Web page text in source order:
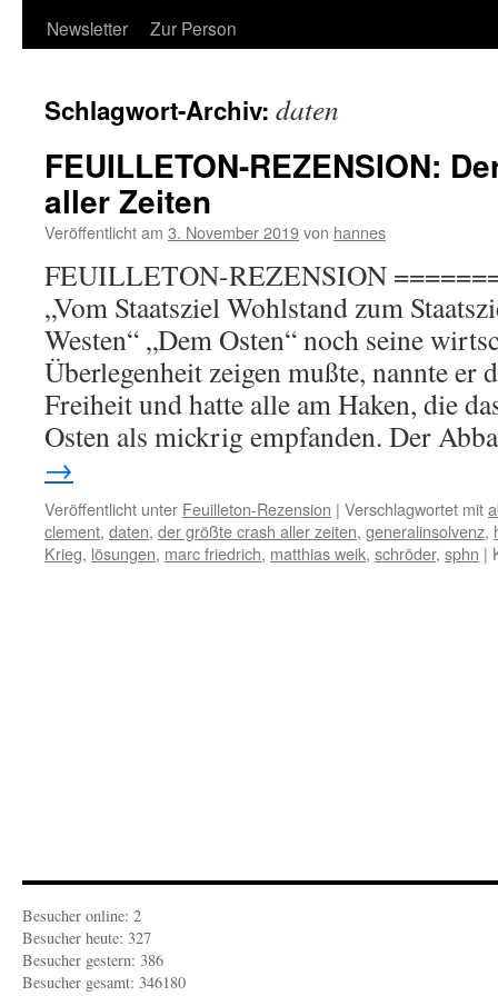
Newsletter
Zur Person
Schlagwort-Archiv: daten
FEUILLETON-REZENSION:
aller Zeiten
Veröffentlicht am 3. November 2019von hannes
FEUILLETON-REZENSION
„Vom Staatsziel Wohlstand zum
Westen“ „Dem Osten“ noch seine
Überlegenheit zeigen mußte, nannte er
Freiheit und hatte alle am Haken, die
Osten als mickrig empfanden. Der
→
Veröffentlicht unter Feuilleton-Rezension | Verschlagwortet mit
clement, daten, der größte crash aller zeiten, generalinsolvenz,
Krieg, lösungen, marc friedrich, matthias weik, schröder, sphn |
Besucher online: 2
Besucher heute: 327
Besucher gestern: 386
Besucher gesamt: 346180